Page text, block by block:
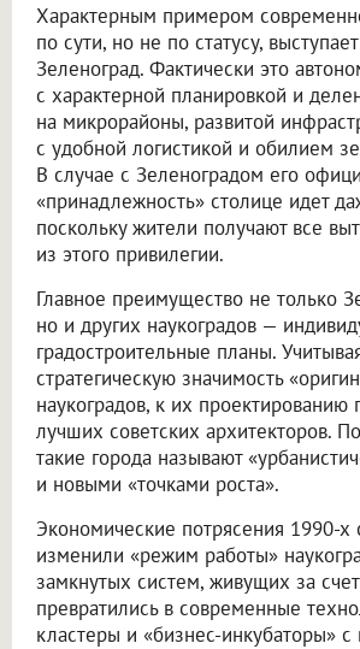
Характерным примером
по сути, но не по статусу,
Зеленоград. Фактически это
с характерной планировкой и
на микрорайоны, развитой
с удобной логистикой и обилием
В случае с Зеленоградом его
«принадлежность» столице идет
поскольку жители получают все
из этого привилегии.
Главное преимущество не только
но и других наукоградов —
градостроительные планы.
стратегическую значимость
наукоградов, к их проектированию
лучших советских архитекторов.
такие города называют
и новыми «точками роста».
Экономические потрясения 1990-х
изменили «режим работы»
замкнутых систем, живущих за счет
превратились в современные
кластеры и «бизнес-инкубаторы»